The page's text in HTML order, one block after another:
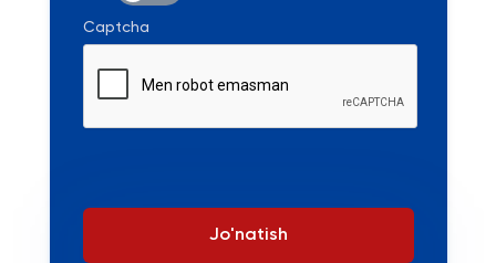
Captcha
Jo'natish